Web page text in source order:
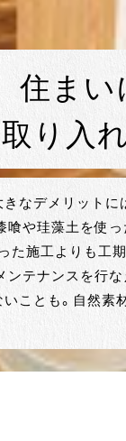
住まい
り入
なデメリット
喰や珪藻土を使
た施工よりも工
ンテナンスを行
ことも。自然素